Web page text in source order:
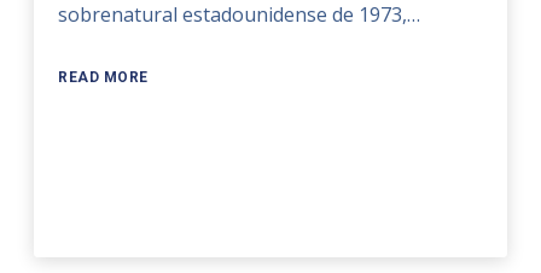
sobrenatural estadounidense de 1973,…
READ MORE